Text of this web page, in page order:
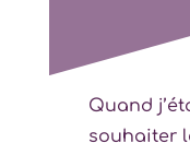
Quand
souhaiter